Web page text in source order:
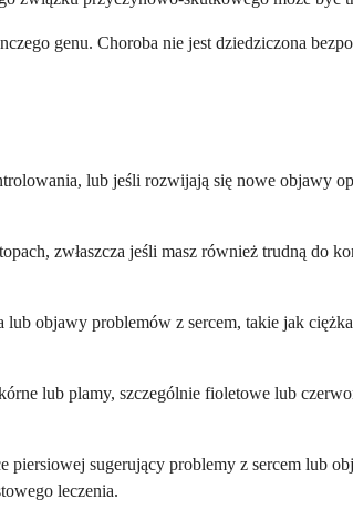
genu. Choroba nie jest dziedziczona
lub jeśli rozwijają się nowe objawy
zwłaszcza jeśli masz również trudną do
objawy problemów z sercem, takie jak
lub plamy, szczególnie fioletowe lub
sugerujący problemy z sercem lub
leczenia.